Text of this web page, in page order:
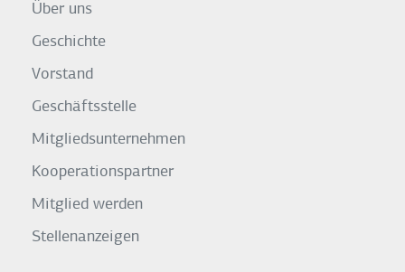
Über uns
Geschichte
Vorstand
Geschäftsstelle
Mitgliedsunternehmen
Kooperationspartner
Mitglied werden
Stellenanzeigen